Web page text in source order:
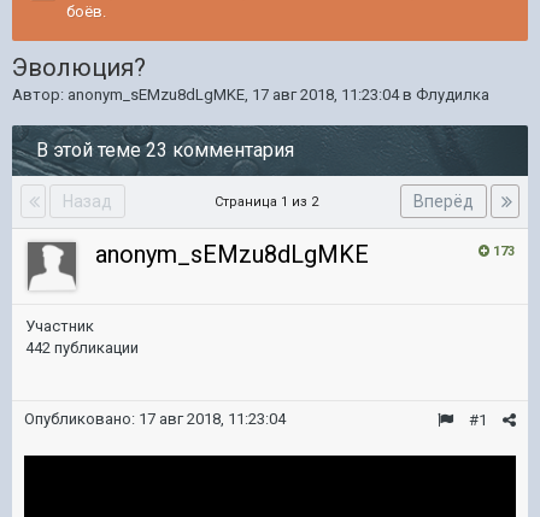
боёв.
Эволюция?
Автор: anonym_sEMzu8dLgMKE, 17 авг 2018, 11:23:04в Флудилка
В этой теме 23 комментария
Назад Вперёд
Страница 1 из 2
173
anonym_sEMzu8dLgMKE
Участник
442 публикации
#1
Опубликовано: 17 авг 2018, 11:23:04